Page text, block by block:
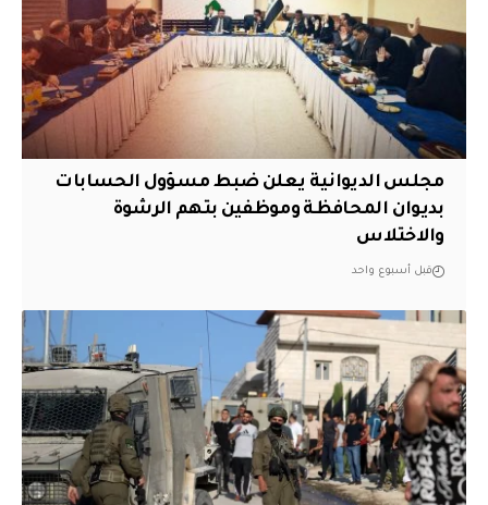
مجلس الديوانية يعلن ضبط مسؤول الحسابات
بديوان المحافظة وموظفين بتهم الرشوة
والاختلاس
قبل أسبوع واحد